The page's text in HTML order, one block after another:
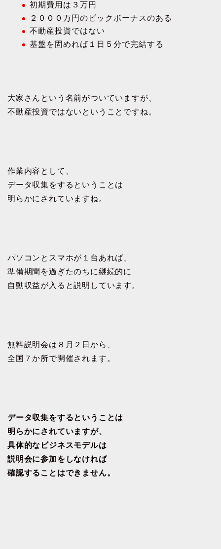
初期費用は３万円
２０００万円のビックボーナスのある
不動産投資ではない
基盤を固めれば１日５分で完結する
大家さんという名前がついていますが、
不動産投資ではないということですね。
作業内容として、
データ収集をするということは
明らかにされていますね。
パソコンとスマホが１台あれば、
準備期間を過ぎたのちに継続的に
自動収益が入ると説明しています。
無料説明会は８月２日から、
全国７か所で開催されます。
データ収集をするということは
明らかにされていますが、
具体的なビジネスモデルは
説明会に参加をしなければ
確認することはできません。